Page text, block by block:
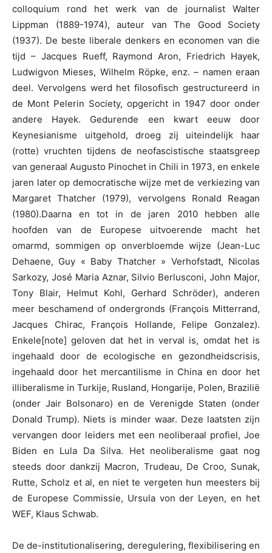
colloquium rond het werk van de journalist Walter
Lippman (1889-1974), auteur van The Good Society
(1937). De beste liberale denkers en economen van die
tijd – Jacques Rueff, Raymond Aron, Friedrich Hayek,
Ludwigvon Mieses, Wilhelm Röpke, enz. – namen eraan
deel. Vervolgens werd het filosofisch gestructureerd in
de Mont Pelerin Society, opgericht in 1947 door onder
andere Hayek. Gedurende een kwart eeuw door
Keynesianisme uitgehold, droeg zij uiteindelijk haar
(rotte) vruchten tijdens de neofascistische staatsgreep
van generaal Augusto Pinochet in Chili in 1973, en enkele
jaren later op democratische wijze met de verkiezing van
Margaret Thatcher (1979), vervolgens Ronald Reagan
(1980).Daarna en tot in de jaren 2010 hebben alle
hoofden van de Europese uitvoerende macht het
omarmd, sommigen op onverbloemde wijze (Jean-Luc
Dehaene, Guy « Baby Thatcher » Verhofstadt, Nicolas
Sarkozy, José Maria Aznar, Silvio Berlusconi, John Major,
Tony Blair, Helmut Kohl, Gerhard Schröder), anderen
meer beschamend of ondergronds (François Mitterrand,
Jacques Chirac, François Hollande, Felipe Gonzalez).
Enkele[note] geloven dat het in verval is, omdat het is
ingehaald door de ecologische en gezondheidscrisis,
ingehaald door het mercantilisme in China en door het
illiberalisme in Turkije, Rusland, Hongarije, Polen, Brazilië
(onder Jair Bolsonaro) en de Verenigde Staten (onder
Donald Trump). Niets is minder waar. Deze laatsten zijn
vervangen door leiders met een neoliberaal profiel, Joe
Biden en Lula Da Silva. Het neoliberalisme gaat nog
steeds door dankzij Macron, Trudeau, De Croo, Sunak,
Rutte, Scholz et al, en niet te vergeten hun meesters bij
de Europese Commissie, Ursula von der Leyen, en het
WEF, Klaus Schwab.
De de-institutionalisering, deregulering, flexibilisering en